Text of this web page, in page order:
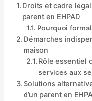
Droits et cadre
parent en EHPAD
Pourquoi
Démarches
maison
Rôle essentiel
services aux
Solutions
d’un parent en